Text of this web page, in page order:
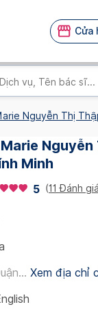
Cửa
Nguyễn Thị
Marie
Minh
5 (11 Đánh giá
Xem địa chỉ